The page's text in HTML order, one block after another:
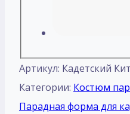
Артикул: Кадетский
Категории: Костюм
Парадная форма для